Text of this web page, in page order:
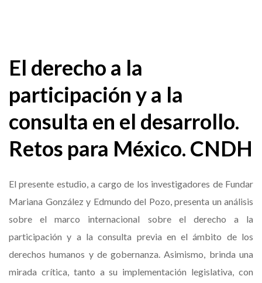
El derecho a la
participación y a la
consulta en el desarrollo.
Retos para México. CNDH
El presente estudio, a cargo de los investigadores de Fundar
Mariana González y Edmundo del Pozo, presenta un análisis
sobre el marco internacional sobre el derecho a la
participación y a la consulta previa en el ámbito de los
derechos humanos y de gobernanza. Asimismo, brinda una
mirada crítica, tanto a su implementación legislativa, con